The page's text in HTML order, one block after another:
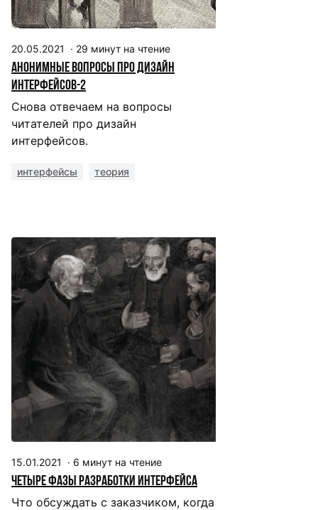
20.05.2021 · 29 минут на чтение
Анонимные вопросы про дизайн
интерфейсов-2
Снова отвечаем на вопросы
читателей про дизайн
интерфейсов.
интерфейсы теория
15.01.2021 · 6 минут на чтение
Четыре фазы разработки интерфейса
Что обсуждать с заказчиком, когда